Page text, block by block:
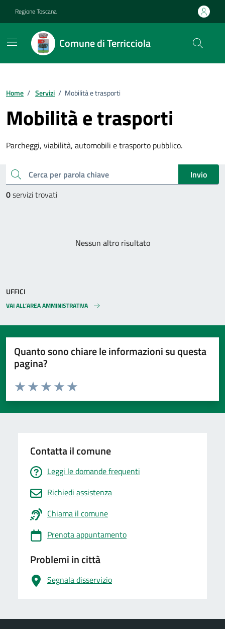
Regione Toscana
Comune di Terricciola
Home / Servizi / Mobilità e trasporti
Mobilità e trasporti
Parcheggi, viabilità, automobili e trasporto pubblico.
Esplora tutti i servizi
cerca
Invio
0servizi trovati
Nessun altro risultato
UFFICI
VAI ALL’AREA AMMINISTRATIVA
Quanto sono chiare le informazioni su questa
pagina?
Valuta da 1 a 5 stelle la pagina
Valuta 5 stelle su 5
Valuta 4 stelle su 5
Valuta 3 stelle su 5
Valuta 2 stelle su 5
Valuta 1 stelle su 5
Contatta il comune
Leggi le domande frequenti
Richiedi assistenza
Chiama il comune
Prenota appuntamento
Problemi in città
Segnala disservizio